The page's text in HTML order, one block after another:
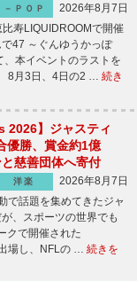
－ＰＯＰ
2026年8月7日
寿LIQUIDROOMで開催
47 ～ぐんゆうかっぽ
本イベントのラストを
8月3日、4日の2 … 続き
2026】ジャスティ
優勝、賞金約1億
慈善団体へ寄付
洋楽
2026年8月7日
で話題を集めてきたジャ
、スポーツの世界でも
クで開催された
場し、NFLの … 続きを